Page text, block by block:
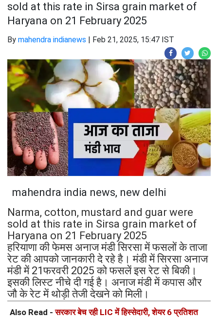
sold at this rate in Sirsa grain market of
Haryana on 21 February 2025
By mahendra indianews | Feb 21, 2025, 15:47 IST
mahendra india news, new delhi
Narma, cotton, mustard and guar were
sold at this rate in Sirsa grain market of
Haryana on 21 February 2025
हरियाणा की फेमस अनाज मंडी सिरसा में फसलों के ताजा
रेट की आपको जानकारी दे रहे है। मंडी में सिरसा अनाज
मंडी में 21फरवरी 2025 को फसलें इस रेट से बिकी।
इसकी लिस्ट नीचे दी गई है। अनाज मंडी में कपास और
जौ के रेट में थोड़ी तेजी देखने को मिली।
Also Read -सरकार बेच रही LIC में हिस्सेदारी, शेयर 6 प्रतिशत